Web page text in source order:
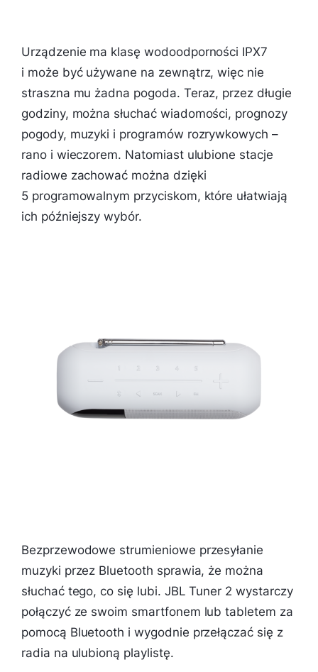
Urządzenie ma klasę wodoodporności IPX7
i może być używane na zewnątrz, więc nie
straszna mu żadna pogoda. Teraz, przez długie
godziny, można słuchać wiadomości, prognozy
pogody, muzyki i programów rozrywkowych –
rano i wieczorem. Natomiast ulubione stacje
radiowe zachować można dzięki
5 programowalnym przyciskom, które ułatwiają
ich późniejszy wybór.
Bezprzewodowe strumieniowe przesyłanie
muzyki przez Bluetooth sprawia, że można
słuchać tego, co się lubi. JBL Tuner 2 wystarczy
połączyć ze swoim smartfonem lub tabletem za
pomocą Bluetooth i wygodnie przełączać się z
radia na ulubioną playlistę.